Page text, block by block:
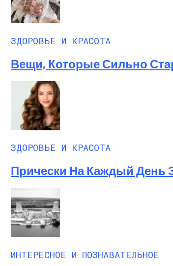
ЗДОРОВЬЕ И КРАСОТА
Вещи, Которые Сильно
ЗДОРОВЬЕ И КРАСОТА
Прически На Каждый День
ИНТЕРЕСНОЕ И ПОЗНАВАТЕЛЬНОЕ